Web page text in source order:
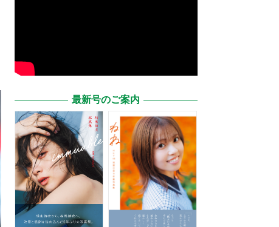
最新号のご案内